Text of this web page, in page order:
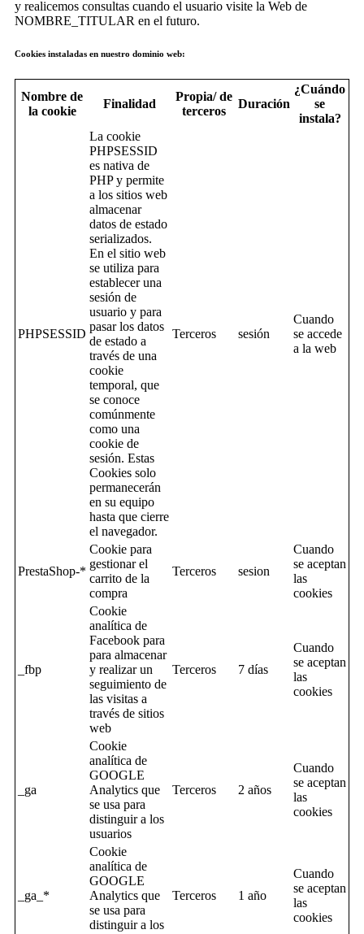
y realicemos consultas cuando el usuario visite la Web de
NOMBRE_TITULAR en el futuro.
Cookies instaladas en nuestro dominio web:
Nombre de
la cookie
Finalidad
Propia/ de
terceros
Duración
¿Cuándo
se
instala?
PHPSESSID
La cookie
PHPSESSID
es nativa de
PHP y permite
a los sitios web
almacenar
datos de estado
serializados.
En el sitio web
se utiliza para
establecer una
sesión de
usuario y para
pasar los datos
de estado a
través de una
cookie
temporal, que
se conoce
comúnmente
como una
cookie de
sesión. Estas
Cookies solo
permanecerán
en su equipo
hasta que cierre
el navegador.
Terceros sesión
Cuando
se accede
a la web
PrestaShop-*
Cookie para
gestionar el
carrito de la
compra
Terceros sesion
Cuando
se aceptan
las
cookies
_fbp
Cookie
analítica de
Facebook para
para almacenar
y realizar un
seguimiento de
las visitas a
través de sitios
web
Terceros 7 días
Cuando
se aceptan
las
cookies
_ga
Cookie
analítica de
GOOGLE
Analytics que
se usa para
distinguir a los
usuarios
Terceros 2 años
Cuando
se aceptan
las
cookies
_ga_*
Cookie
analítica de
GOOGLE
Analytics que
se usa para
distinguir a los
Terceros 1 año
Cuando
se aceptan
las
cookies